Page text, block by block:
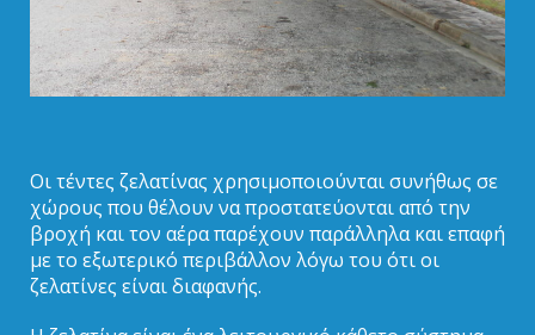
Οι τέντες ζελατίνας χρησιμοποιούνται συνήθως σε
χώρους που θέλουν να προστατεύονται από την
βροχή και τον αέρα παρέχουν παράλληλα και επαφή
με το εξωτερικό περιβάλλον λόγω του ότι οι
ζελατίνες είναι διαφανής.